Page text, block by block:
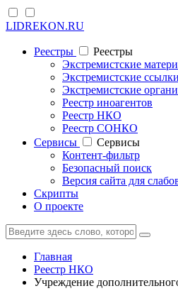
LIDREKON.RU
Реестры
Реестры
Экстремистские
Экстремистские ссылки
Экстремистские
Реестр иноагентов
Реестр НКО
Реестр СОНКО
Cервисы
Cервисы
Контент-фильтр
Безопасный поиск
Версия сайта для
Скрипты
О проекте
Главная
Реестр НКО
Учреждение